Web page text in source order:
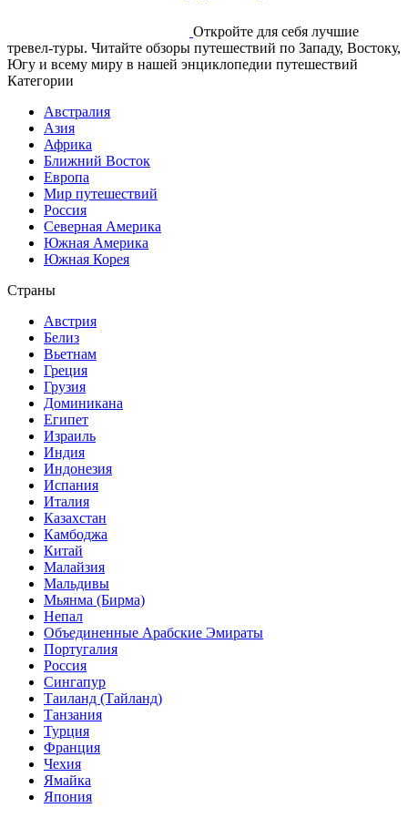
Откройте для себя лучшие
тревел-туры. Читайте обзоры путешествий по Западу, Востоку,
Югу и всему миру в нашей энциклопедии путешествий
Категории
Австралия
Азия
Африка
Ближний Восток
Европа
Мир путешествий
Россия
Северная Америка
Южная Америка
Южная Корея
Страны
Австрия
Белиз
Вьетнам
Греция
Грузия
Доминикана
Египет
Израиль
Индия
Индонезия
Испания
Италия
Казахстан
Камбоджа
Китай
Малайзия
Мальдивы
Мьянма (Бирма)
Непал
Объединенные Арабские Эмираты
Португалия
Россия
Сингапур
Таиланд (Тайланд)
Танзания
Турция
Франция
Чехия
Ямайка
Япония